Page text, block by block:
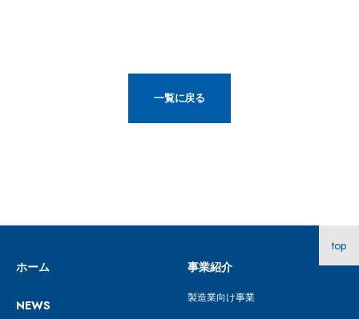
一覧に戻る
ホーム
NEWS
事業紹介
製造業向け事業
top